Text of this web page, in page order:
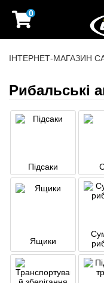
0
ІНТЕРНЕТ-МАГАЗИН
Рибальські
Підсаки
Ящики